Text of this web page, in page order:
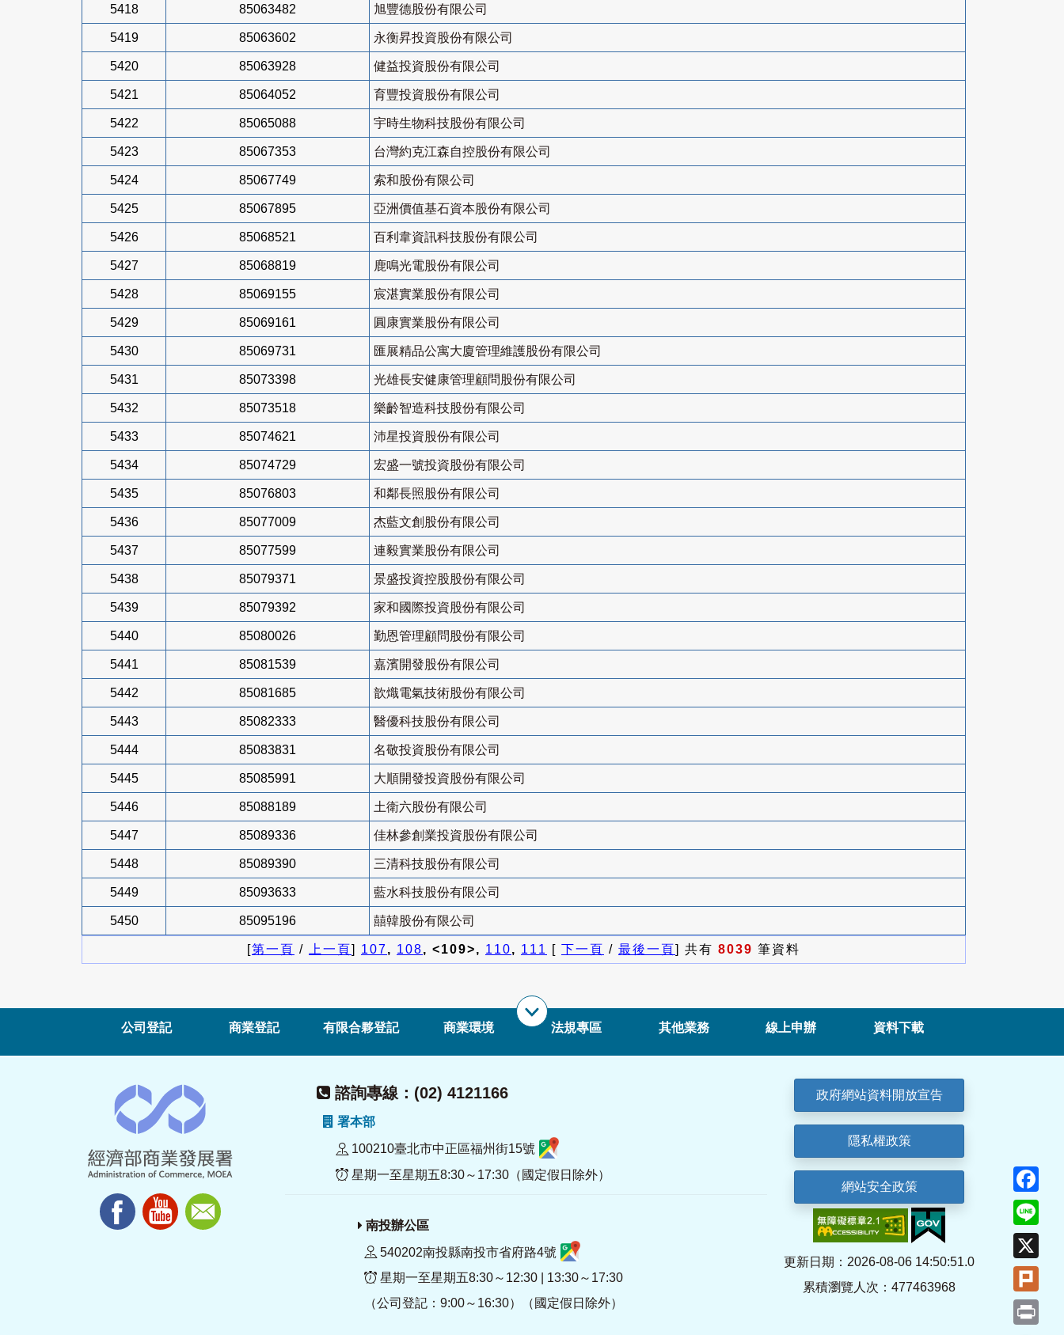
5418 85063482 旭豐德股份有限公司
5419 85063602 永衡昇投資股份有限公司
5420 85063928 健益投資股份有限公司
5421 85064052 育豐投資股份有限公司
5422 85065088 宇時生物科技股份有限公司
5423 85067353 台灣約克江森自控股份有限公司
5424 85067749 索和股份有限公司
5425 85067895 亞洲價值基石資本股份有限公司
5426 85068521 百利韋資訊科技股份有限公司
5427 85068819 鹿鳴光電股份有限公司
5428 85069155 宸湛實業股份有限公司
5429 85069161 圓康實業股份有限公司
5430 85069731 匯展精品公寓大廈管理維護股份有限公司
5431 85073398 光雄長安健康管理顧問股份有限公司
5432 85073518 樂齡智造科技股份有限公司
5433 85074621 沛星投資股份有限公司
5434 85074729 宏盛一號投資股份有限公司
5435 85076803 和鄰長照股份有限公司
5436 85077009 杰藍文創股份有限公司
5437 85077599 連毅實業股份有限公司
5438 85079371 景盛投資控股股份有限公司
5439 85079392 家和國際投資股份有限公司
5440 85080026 勤恩管理顧問股份有限公司
5441 85081539 嘉濱開發股份有限公司
5442 85081685 歆熾電氣技術股份有限公司
5443 85082333 醫優科技股份有限公司
5444 85083831 名敬投資股份有限公司
5445 85085991 大順開發投資股份有限公司
5446 85088189 土衛六股份有限公司
5447 85089336 佳林參創業投資股份有限公司
5448 85089390 三清科技股份有限公司
5449 85093633 藍水科技股份有限公司
5450 85095196 囍韓股份有限公司
[第一頁 / 上一頁] 107, 108, <109>, 110, 111 [ 下一頁 / 最後一頁] 共有 8039 筆資料
公司登記 商業登記 有限合夥登記 商業環境 法規專區 其他業務 線上申辦 資料下載
諮詢專線：(02) 4121166
署本部
100210臺北市中正區福州街15號
星期一至星期五8:30～17:30（國定假日除外）
南投辦公區
540202南投縣南投市省府路4號
星期一至星期五8:30～12:30 | 13:30～17:30
（公司登記：9:00～16:30）（國定假日除外）
政府網站資料開放宣告
隱私權政策
網站安全政策
更新日期：2026-08-06 14:50:51.0
累積瀏覽人次：477463968